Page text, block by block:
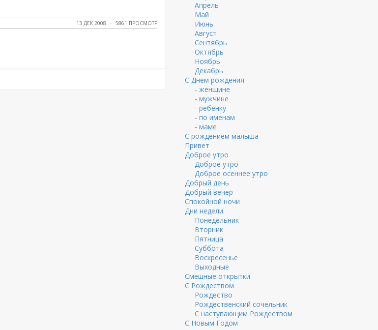
13 ДЕК 2008 5861 ПРОСМОТР
Апрель
Май
Июнь
Август
Сентябрь
Октябрь
Ноябрь
Декабрь
С Днем рождения
- женщине
- мужчине
- ребенку
- по именам
- маме
С рождением малыша
Привет
Доброе утро
Доброе утро
Доброе осеннее утро
Добрый день
Добрый вечер
Спокойной ночи
Дни недели
Понедельник
Вторник
Пятница
Суббота
Воскресенье
Выходные
Смешные открытки
С Рождеством
Рождество
Рождественский сочельник
С наступающим Рождеством
С Новым Годом